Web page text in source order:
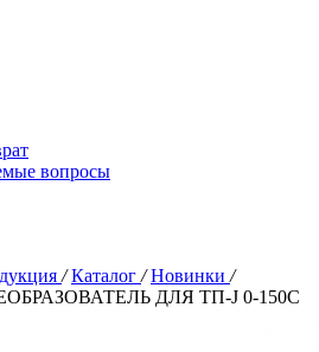
вопросы
/ Каталог / Новинки /
ДЛЯ ТП-J 0-150C